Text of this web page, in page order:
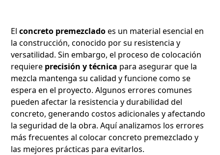
Elconcreto premezcladoes un material esencial en
la construcción, conocido por su resistencia y
versatilidad. Sin embargo, el proceso de colocación
requiere precisión y técnica para asegurar que la
mezcla mantenga su calidad y funcione como se
espera en el proyecto. Algunos errores comunes
pueden afectar la resistencia y durabilidad del
concreto, generando costos adicionales y afectando
la seguridad de la obra. Aquí analizamos los errores
más frecuentes al colocar concreto premezclado y
las mejores prácticas para evitarlos.